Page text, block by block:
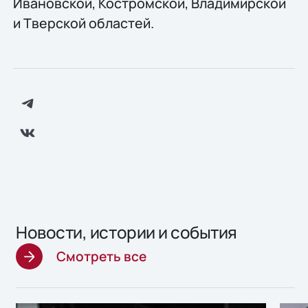
и Тверской областей.
Новости, истории и события
Смотреть все